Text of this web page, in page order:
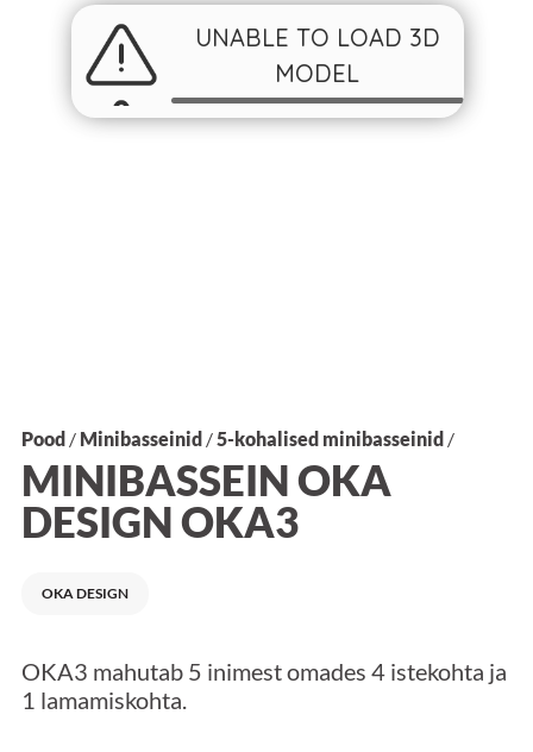
MINIBASSEIN OKA
DESIGN OKA3
Pood/ Minibasseinid/5-kohalised minibasseinid/
OKA3 mahutab 5 inimest omades 4 istekohta ja
1 lamamiskohta.
OKA DESIGN